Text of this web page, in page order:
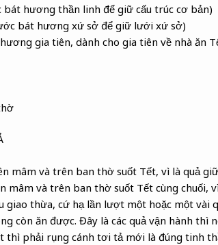
hương thần linh để giữ cấu trúc cơ bản)
bát hương xứ sở để giữ lưới xứ sở)
gia tiên, dành cho gia tiên về nhà ăn
mâm và trên ban thờ suốt Tết, vì là quả
mâm và trên ban thờ suốt Tết cùng chuối,
giao thừa, cứ hạ lần lượt một hoặc một vài
còn ăn được. Đây là các quả vận hành thì
thì phải rụng cánh tơi tả mới là đúng tinh